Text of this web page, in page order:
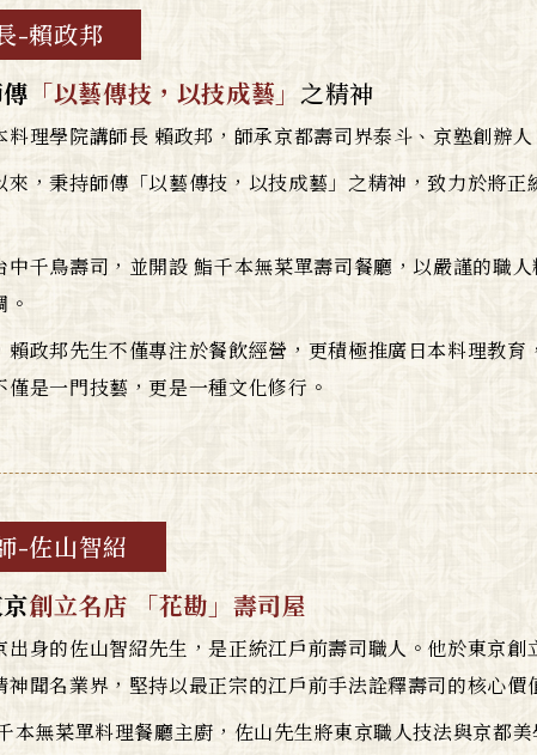
-賴政邦
「以藝傳技，以技成藝」 之精神
料理學院講師長 賴政邦，師承京都壽司界泰斗、京塾創辦人
來，秉持師傳「以藝傳技，以技成藝」之精神，致力於將
中千鳥壽司，並開設 鮨千本無菜單壽司餐廳，以嚴謹的職
賴政邦先生不僅專注於餐飲經營，更積極推廣日本料理教育
僅是一門技藝，更是一種文化修行。
-佐山智紹
創立名店 「花勘」壽司屋
出身的佐山智紹先生，是正統江戶前壽司職人。他於東京
神聞名業界，堅持以最正宗的江戶前手法詮釋壽司的核心價
本無菜單料理餐廳主廚，佐山先生將東京職人技法與京都